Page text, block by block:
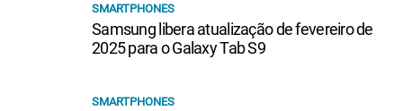
SMARTPHONES
Samsung libera atualização de fevereiro de
2025 para o Galaxy Tab S9
SMARTPHONES